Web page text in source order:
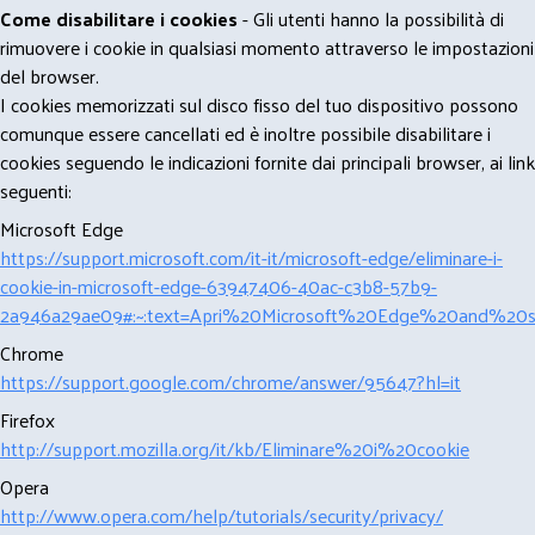
Come disabilitare i cookies- Gli utenti hanno la possibilità di
rimuovere i cookie in qualsiasi momento attraverso le impostazioni
del browser.
I cookies memorizzati sul disco fisso del tuo dispositivo possono
comunque essere cancellati ed è inoltre possibile disabilitare i
cookies seguendo le indicazioni fornite dai principali browser, ai link
seguenti:
Microsoft Edge
https://support.microsoft.com/it-it/microsoft-edge/eliminare-i-
cookie-in-microsoft-edge-63947406-40ac-c3b8-57b9-
Chrome
https://support.google.com/chrome/answer/95647?hl=it
Firefox
http://support.mozilla.org/it/kb/Eliminare%20i%20cookie
Opera
http://www.opera.com/help/tutorials/security/privacy/